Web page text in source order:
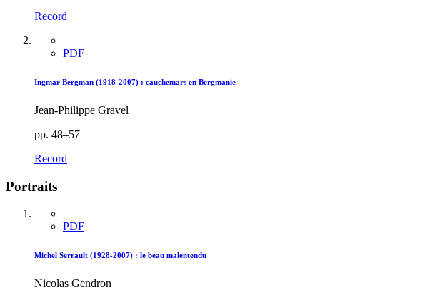
Record
PDF
Ingmar Bergman (1918-2007) : cauchemars en Bergmanie
Jean-Philippe Gravel
pp. 48–57
Record
Portraits
PDF
Michel Serrault (1928-2007) : le beau malentendu
Nicolas Gendron